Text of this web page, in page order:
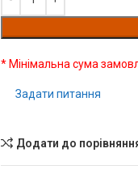
* Мінімальна сума
Задати питання
Додати до